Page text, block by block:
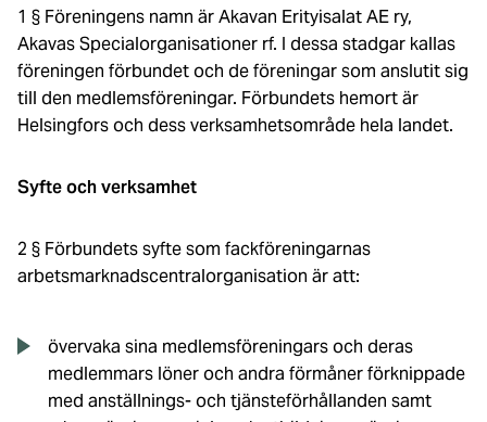
1 § Föreningens namn är Akavan Erityisalat AE ry,
Akavas Specialorganisationer rf. I dessa stadgar kallas
föreningen förbundet och de föreningar som anslutit sig
till den medlemsföreningar. Förbundets hemort är
Helsingfors och dess verksamhetsområde hela landet.
Syfte och verksamhet
2 § Förbundets syfte som fackföreningarnas
arbetsmarknadscentralorganisation är att:
övervaka sina medlemsföreningars och deras
medlemmars löner och andra förmåner förknippade
med anställnings- och tjänsteförhållanden samt